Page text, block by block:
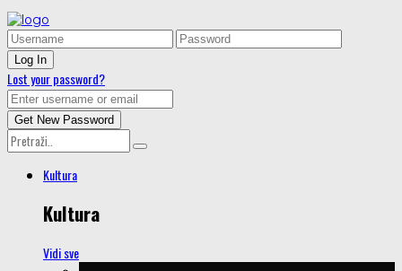
Lost your password?
Kultura
Kultura
Vidi sve